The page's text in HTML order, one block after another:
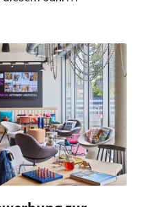
die Auszeichnung
2026“.